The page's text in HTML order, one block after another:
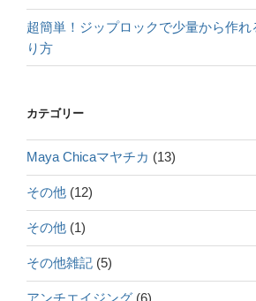
超簡単！ジップロックで少量から作
り方
カテゴリー
Maya Chicaマヤチカ (13)
その他 (12)
その他 (1)
その他雑記 (5)